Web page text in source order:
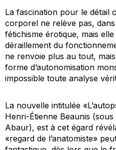
La fascination pour le détail
corporel ne relève pas,
fétichisme érotique, mais
déraillement du
ne renvoie plus au tout, mais
forme d’autonomisation
impossible toute analyse
La nouvelle intitulée
Henri-Étienne Beaunis
Abaur), est à cet égard
«regard de l’anatomiste»